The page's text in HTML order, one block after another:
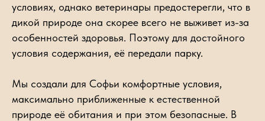
условиях, однако ветеринары предостерегли, что в
дикой природе она скорее всего не выживет из-за
особенностей здоровья. Поэтому для достойного
условия содержания, её передали парку.
Мы создали для Софьи комфортные условия,
максимально приближенные к естественной
природе её обитания и при этом безопасные. В